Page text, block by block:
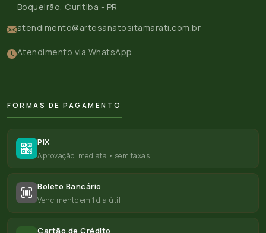
Boqueirão, Curitiba - PR
atendimento@artesanatositamarati.com.br
Atendimento via WhatsApp
FORMAS DE PAGAMENTO
PIX
Aprovação imediata • sem taxas
Boleto Bancário
Vencimento em 1 dia útil
Cartão de Crédito